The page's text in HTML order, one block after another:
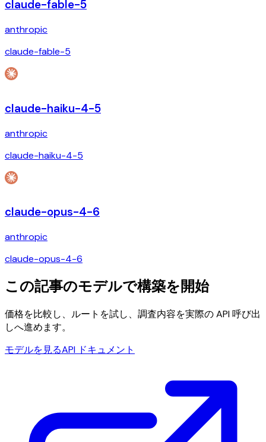
claude-fable-5
anthropic
claude-fable-5
claude-haiku-4-5
anthropic
claude-haiku-4-5
claude-opus-4-6
anthropic
claude-opus-4-6
この記事のモデルで構築を開始
価格を比較し、ルートを試し、調査内容を実際の API 呼び出
しへ進めます。
モデルを見るAPI ドキュメント